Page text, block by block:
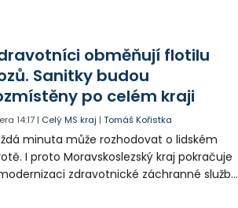
obměňují flotilu
Sanitky budou
po celém kraji
14:17 | Celý MS kraj |Tomáš Kořistka
minuta může rozhodovat o lidském
I proto Moravskoslezský kraj pokračuje
zdravotnické záchranné služby